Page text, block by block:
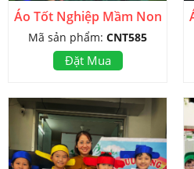
Áo Tốt Nghiệp Mầm Non
Mã sản phẩm: CNT585
Đặt Mua